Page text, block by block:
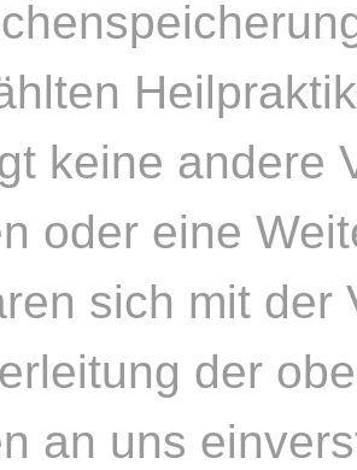
keine andere
oder eine
sich mit der
der
an uns